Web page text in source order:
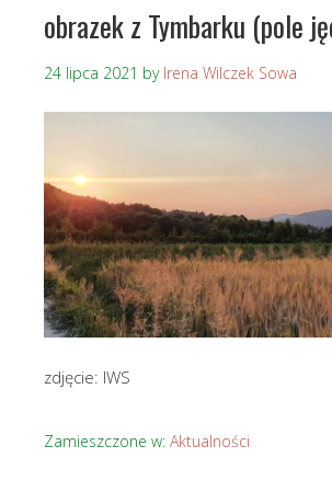
obrazek z Tymbarku (pole
24 lipca 2021 by Irena Wilczek Sowa
zdjęcie: IWS
Zamieszczone w: Aktualności